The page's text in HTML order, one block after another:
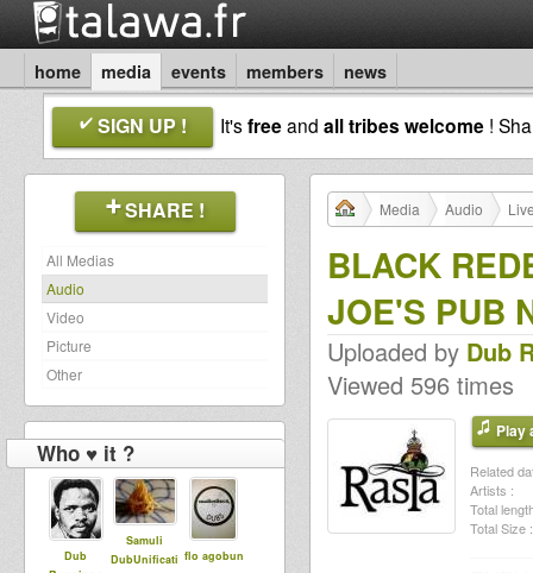
home media events members news
SIGN UP ! It'sfreeand all tribes welcome !
SHARE !
All Medias
Audio
Video
Picture
Other
Who ♥ it ?
Dub
Samuli
DubUnificati flo agobun
Media Audio
BLACK
JOE'S PUB
Uploaded by Dub
Viewed 596 times
Play
Related
Artists :
Total
Total Size :